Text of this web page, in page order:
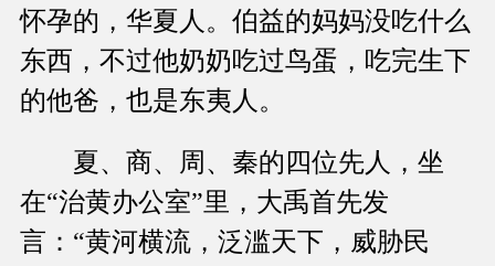
怀孕的，华夏人。伯益的妈妈没吃什么
东西，不过他奶奶吃过鸟蛋，吃完生下
的他爸，也是东夷人。
夏、商、周、秦的四位先人，坐
在“治黄办公室”里，大禹首先发
言：“黄河横流，泛滥天下，威胁民